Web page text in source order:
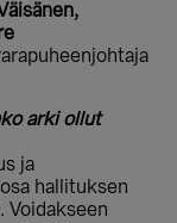
arki ollut
ja
hallituksen
Voidakseen